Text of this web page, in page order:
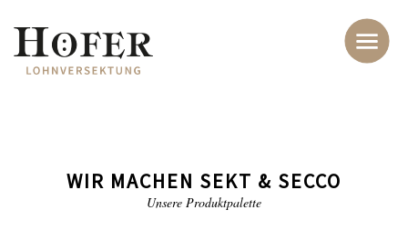
WIR MACHEN SEKT & SECCO
Unsere Produktpalette